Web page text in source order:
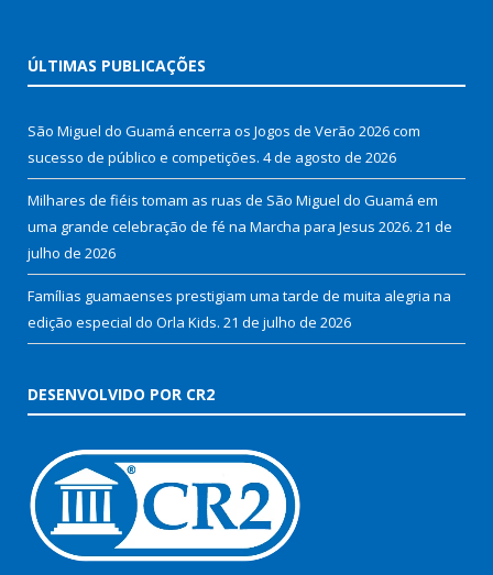
ÚLTIMAS PUBLICAÇÕES
São Miguel do Guamá encerra os Jogos de Verão 2026 com
sucesso de público e competições. 4 de agosto de 2026
Milhares de fiéis tomam as ruas de São Miguel do Guamá em
uma grande celebração de fé na Marcha para Jesus 2026. 21 de
julho de 2026
Famílias guamaenses prestigiam uma tarde de muita alegria na
edição especial do Orla Kids. 21 de julho de 2026
DESENVOLVIDO POR CR2